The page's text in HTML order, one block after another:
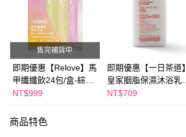
Apple Pay
街口支付
悠遊付
Google Pay
AFTEE先享後付
售完補貨中
即期優惠【Relove】馬
甲纖纖飲24包/盒-綜合
口味(效期2027-01-22)
NT$999
即期優惠【一日茶道】
皇家胭脂保濕沐浴乳
600ml 效期2027/2/19
NT$709
商品特色